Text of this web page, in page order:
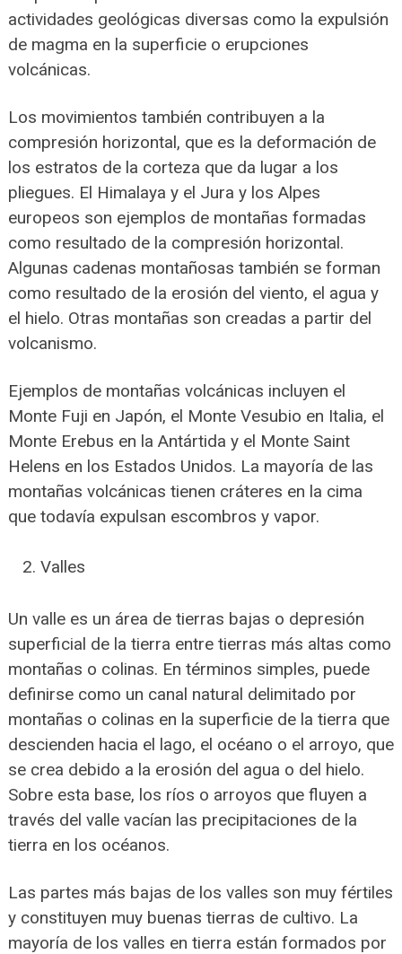
actividades geológicas diversas como la expulsión
de magma en la superficie o erupciones
volcánicas.
Los movimientos también contribuyen a la
compresión horizontal, que es la deformación de
los estratos de la corteza que da lugar a los
pliegues. El Himalaya y el Jura y los Alpes
europeos son ejemplos de montañas formadas
como resultado de la compresión horizontal.
Algunas cadenas montañosas también se forman
como resultado de la erosión del viento, el agua y
el hielo. Otras montañas son creadas a partir del
volcanismo.
Ejemplos de montañas volcánicas incluyen el
Monte Fuji en Japón, el Monte Vesubio en Italia, el
Monte Erebus en la Antártida y el Monte Saint
Helens en los Estados Unidos. La mayoría de las
montañas volcánicas tienen cráteres en la cima
que todavía expulsan escombros y vapor.
Valles
Un valle es un área de tierras bajas o depresión
superficial de la tierra entre tierras más altas como
montañas o colinas. En términos simples, puede
definirse como un canal natural delimitado por
montañas o colinas en la superficie de la tierra que
descienden hacia el lago, el océano o el arroyo, que
se crea debido a la erosión del agua o del hielo.
Sobre esta base, los ríos o arroyos que fluyen a
través del valle vacían las precipitaciones de la
tierra en los océanos.
Las partes más bajas de los valles son muy fértiles
y constituyen muy buenas tierras de cultivo. La
mayoría de los valles en tierra están formados por